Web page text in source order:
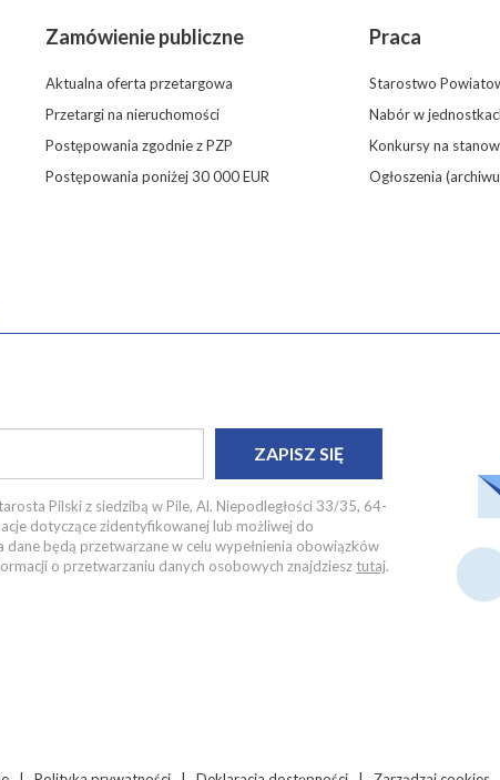
Zamówienie publiczne
Aktualna oferta przetargowa
Przetargi na nieruchomości
Postępowania zgodnie z PZP
Postępowania poniżej 30 000 EUR
Praca
Starostwo
Nabór w
Konkursy na
Ogłoszenia
ZAPISZ SIĘ
Pilski z siedzibą w Pile, Al. Niepodległości 33/35, 64-
dotyczące zidentyfikowanej lub możliwej do
będą przetwarzane w celu wypełnienia obowiązków
o przetwarzaniu danych osobowych znajdziesz tutaj.